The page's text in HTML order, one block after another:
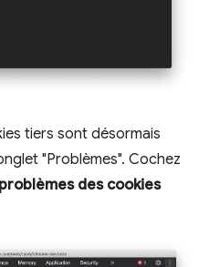
tiers sont désormais
"Problèmes". Cochez
des cookies